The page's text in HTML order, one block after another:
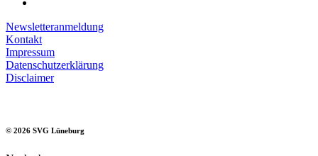
Newsletteranmeldung
Kontakt
Impressum
Datenschutzerklärung
Disclaimer
© 2026 SVG Lüneburg